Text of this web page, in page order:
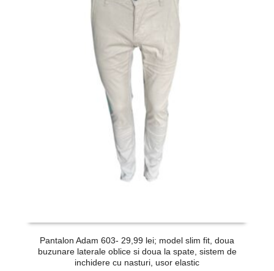
Pantalon Adam 603- 29,99 lei; model slim fit, doua
buzunare laterale oblice si doua la spate, sistem de
inchidere cu nasturi, usor elastic